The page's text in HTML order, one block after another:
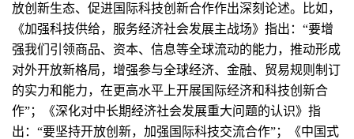
放创新生态、促进国际科技创新合作作出深刻论述。比如，
《加强科技供给，服务经济社会发展主战场》指出：“要增
强我们引领商品、资本、信息等全球流动的能力，推动形成
对外开放新格局，增强参与全球经济、金融、贸易规则制订
的实力和能力，在更高水平上开展国际经济和科技创新合
作”；《深化对中长期经济社会发展重大问题的认识》指
出：“要坚持开放创新，加强国际科技交流合作”；《中国式